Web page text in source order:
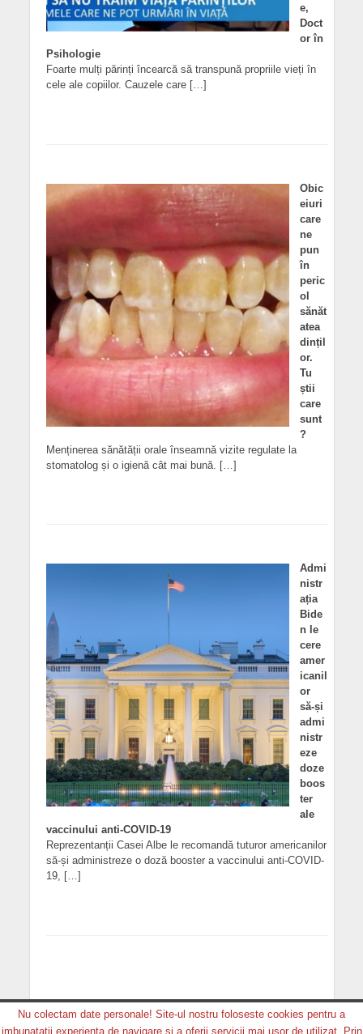
e,
Doct
or în
Psihologie
Foarte mulți părinți încearcă să transpună propriile vieți în
cele ale copiilor. Cauzele care […]
Obic
eiuri
care
ne
pun
în
peric
ol
sănăt
atea
dințil
or.
Tu
știi
care
sunt
?
Menținerea sănătății orale înseamnă vizite regulate la
stomatolog și o igienă cât mai bună. […]
Admi
nistr
ația
Bide
n le
cere
amer
icanil
or
să-și
admi
nistr
eze
doze
boos
ter
ale
vaccinului anti-COVID-19
Reprezentanții Casei Albe le recomandă tuturor americanilor
să-și administreze o doză booster a vaccinului anti-COVID-
19, […]
Nu colectam date personale! Site-ul nostru foloseste cookies pentru a
imbunatatii experienta de navigare si a oferii servicii mai usor de utilizat. Prin